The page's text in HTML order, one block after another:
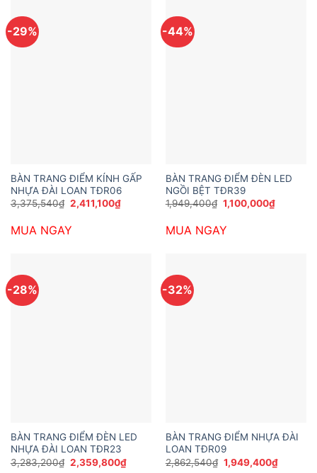
-29%
BÀN TRANG ĐIỂM KÍNH GẤP
NHỰA ĐÀI LOAN TĐR06
3,375,540₫ Giá
gốc
3,375,540₫.
2,411,100₫Giá
hiện
MUA NGAY
-44%
BÀN TRANG ĐIỂM ĐÈN LED
NGỒI BỆT TĐR39
1,949,400₫ Giá
gốc
1,949,400₫.
1,100,000₫Giá
hiện
MUA NGAY
-28%
BÀN TRANG ĐIỂM ĐÈN LED
NHỰA ĐÀI LOAN TĐR23
3,283,200₫ Giá
gốc
2,359,800₫Giá
hiện
-32%
BÀN TRANG ĐIỂM NHỰA ĐÀI
LOAN TĐR09
2,862,540₫ Giá
gốc
1,949,400₫Giá
hiện